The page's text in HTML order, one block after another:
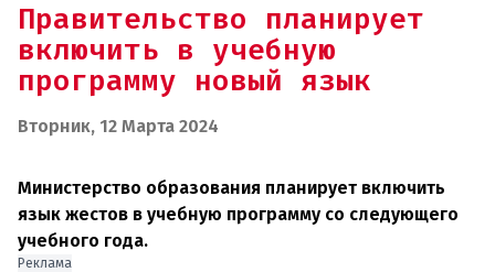
Правительство планирует
включить в учебную
программу новый язык
Вторник, 12 Марта 2024
Министерство образования планирует включить
язык жестов в учебную программу со следующего
учебного года.
Реклама